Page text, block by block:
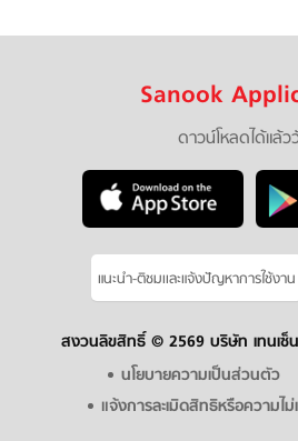
Sanook
ดาวน์โหลดได้แล้
แนะนำ-ติชมเเละแจ้งปัญหาการใช้งาน
สงวนลิขสิทธิ์ © 2569 บริษัท เทนเซ็
นโยบายความเป็นส่วนตัว
แจ้งการละเมิดสิทธิหรือความไ